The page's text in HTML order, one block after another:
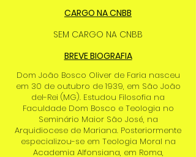
CARGO NA CNBB
SEM CARGO NA CNBB
BREVE BIOGRAFIA
Dom João Bosco Oliver de Faria nasceu
em 30 de outubro de 1939, em São João
del-Rei (MG). Estudou Filosofia na
Faculdade Dom Bosco e Teologia no
Seminário Maior São José, na
Arquidiocese de Mariana. Posteriormente
especializou-se em Teologia Moral na
Academia Alfonsiana, em Roma,